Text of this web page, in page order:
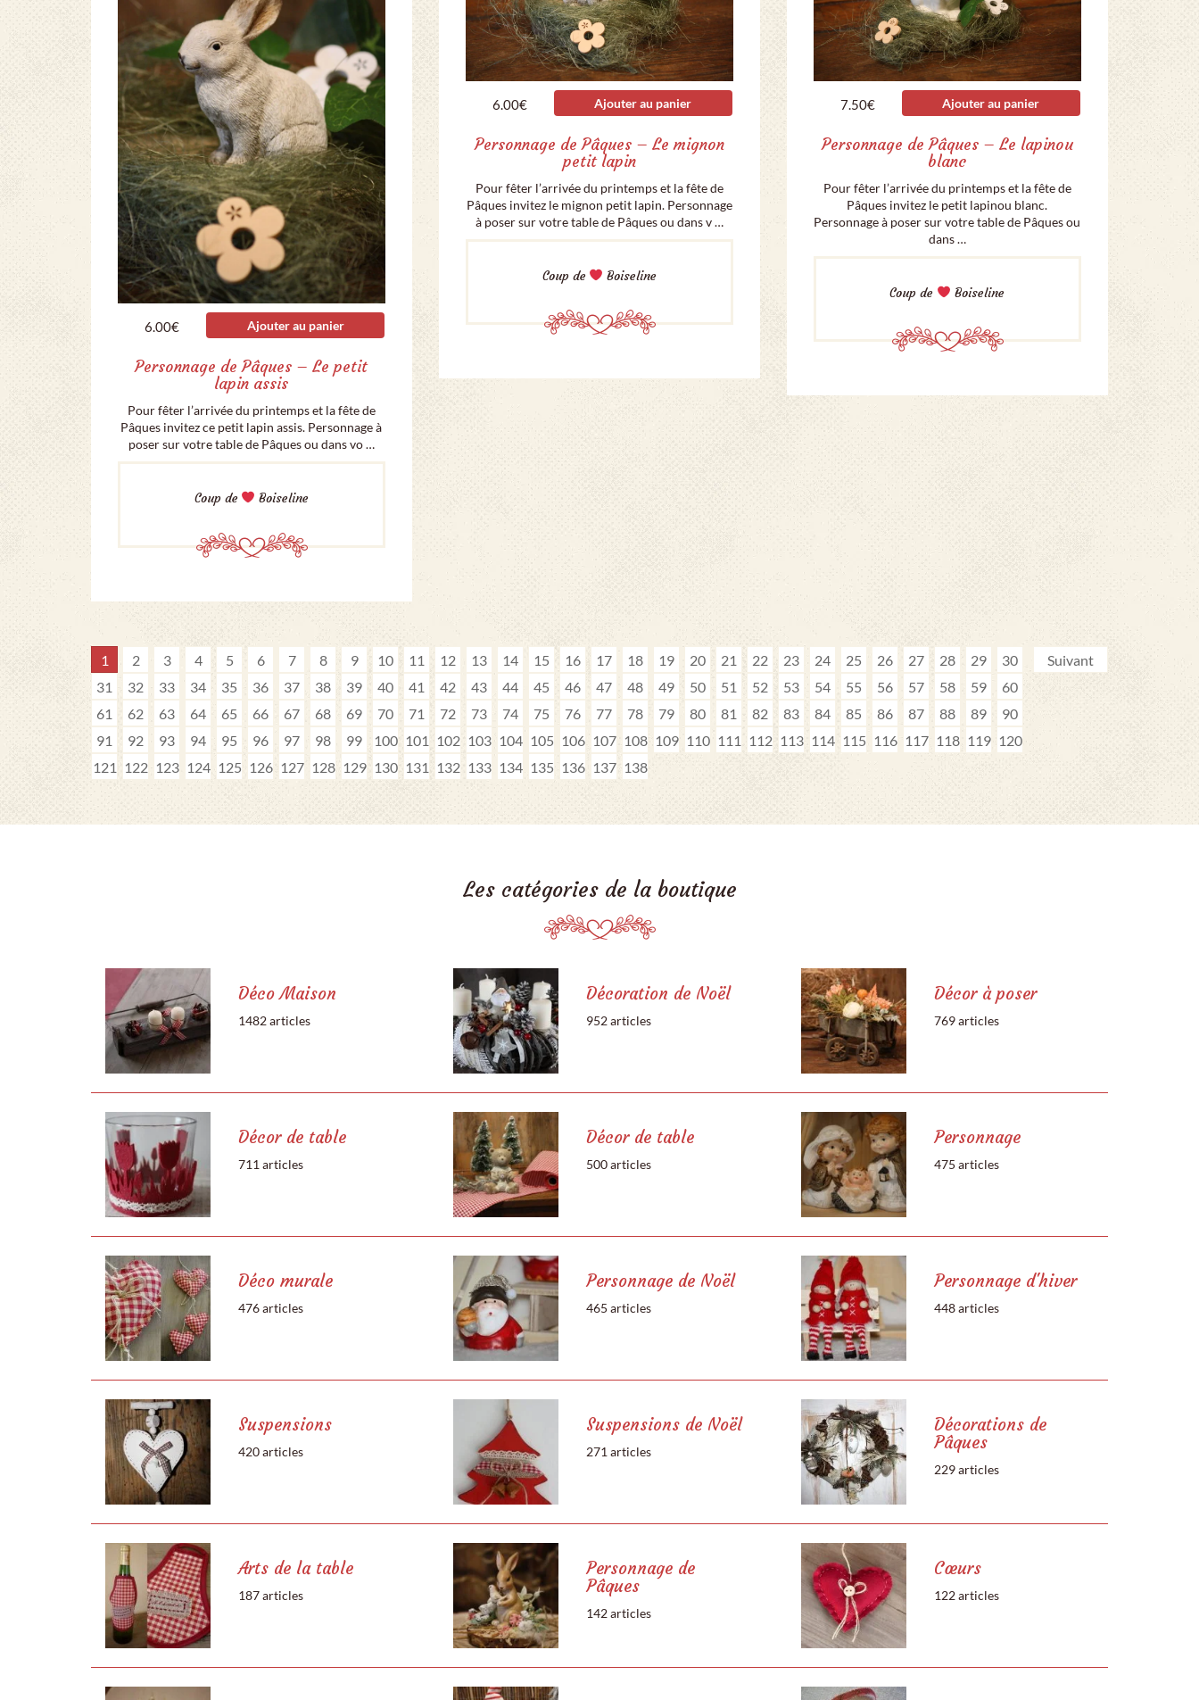
6.00€ Ajouter au panier
Personnage de Pâques – Le petit
lapin assis
Pour fêter l’arrivée du printemps et la fête de
Pâques invitez ce petit lapin assis. Personnage à
poser sur votre table de Pâques ou dans vo …
Coup de Boiseline
6.00€ Ajouter au panier
Personnage de Pâques – Le mignon
petit lapin
Pour fêter l’arrivée du printemps et la fête de
Pâques invitez le mignon petit lapin. Personnage
à poser sur votre table de Pâques ou dans v …
Coup de Boiseline
7.50€ Ajouter au panier
Personnage de Pâques – Le lapinou
blanc
Pour fêter l’arrivée du printemps et la fête de
Pâques invitez le petit lapinou blanc.
Personnage à poser sur votre table de Pâques ou
dans …
Coup de Boiseline
1 2 3 4 5 6 7 8 9 10 11 12 13 14 15 16 17 18 19 20 21 22 23 24 25 26 27 28 29
30
31
32 33 34 35 36 37 38 39 40 41 42 43 44 45 46 47 48 49 50 51 52 53 54 55 56 57 58 59
60
61
62 63 64 65 66 67 68 69 70 71 72 73 74 75 76 77 78 79 80 81 82 83 84 85 86 87 88 89
90
91
92 93 94 95 96 97 98 99 100 101 102 103 104 105 106 107 108 109 110 111 112 113 114 115 116 117 118 119 120
121
122 123 124 125 126 127 128 129 130 131 132 133 134 135 136 137 138
Suivant
Les catégories de la boutique
Déco Maison
1482 articles
Décoration de Noël
952 articles
Décor à poser
769 articles
Décor de table
711 articles
Décor de table
500 articles
Personnage
475 articles
Déco murale
476 articles
Personnage de Noël
465 articles
Personnage d'hiver
448 articles
Suspensions
420 articles
Suspensions de Noël
271 articles
Décorations de
Pâques
229 articles
Arts de la table
187 articles
Personnage de
Pâques
142 articles
Cœurs
122 articles